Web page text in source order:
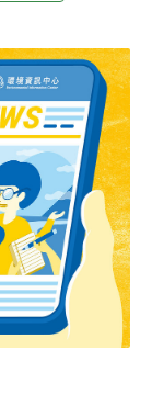
認為，高市府
，裁罰期間過
最高行政法院
員李柏毅指
民都看在眼
日月光也不可
灣環保工作。
慎，目前只能